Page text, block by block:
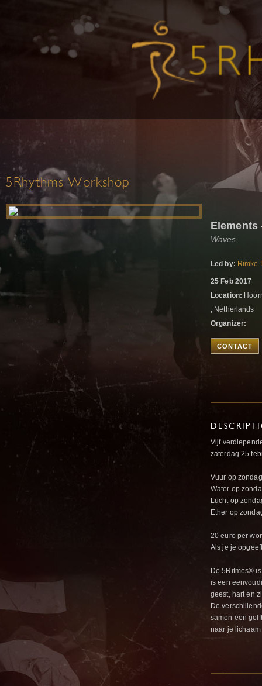
5Rhythms Workshop
Elements
Waves
Led by: Rimke
25 Feb 2017
Location:
, Netherlands
Organizer:
CONTACT
Vijf
zaterdag 25
Vuur op
Water op
Lucht op
Ether op
20 euro per
Als je je
De 5Ritmes®
is een
geest, hart en
De
samen een
naar je